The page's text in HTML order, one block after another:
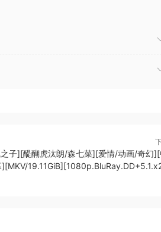
子][醍醐虎汰朗/森七菜][爱情/动画/奇幻][
][MKV/